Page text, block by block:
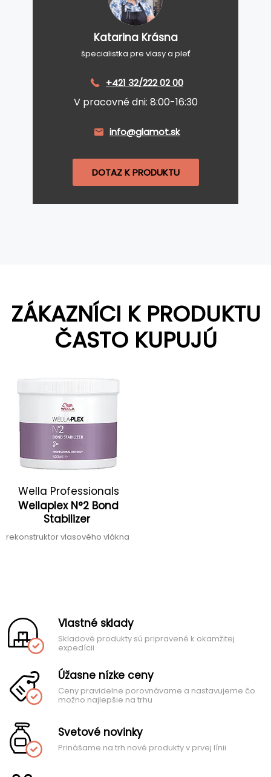
Katarina Krásna
špecialistka pre vlasy a pleť
+421 32/222 02 00
V pracovné dni: 8:00-16:30
info@glamot.sk
DOTAZ K PRODUKTU
ZÁKAZNÍCI K PRODUKTU
ČASTO KUPUJÚ
Wella Professionals
Wellaplex N°2 Bond
Stabilizer
rekonstruktor vlasového vlákna
Vlastné sklady
Skladové produkty sú pripravené k okamžitej
expedícii
Úžasne nízke ceny
Ceny pravidelne porovnávame a nastavujeme čo
možno najlepšie na trhu
Svetové novinky
Prinášame na trh nové produkty v prvej línii